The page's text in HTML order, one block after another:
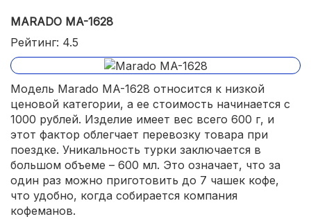
MARADO MA-1628
Рейтинг: 4.5
Модель Marado MA-1628 относится к низкой
ценовой категории, а ее стоимость начинается с
1000 рублей. Изделие имеет вес всего 600 г, и
этот фактор облегчает перевозку товара при
поездке. Уникальность турки заключается в
большом объеме – 600 мл. Это означает, что за
один раз можно приготовить до 7 чашек кофе,
что удобно, когда собирается компания
кофеманов.